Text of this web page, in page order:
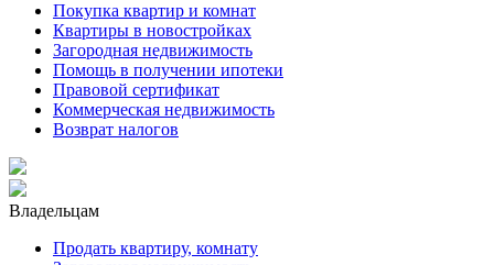
Покупка квартир и комнат
Квартиры в новостройках
Загородная недвижимость
Помощь в получении ипотеки
Правовой сертификат
Коммерческая недвижимость
Возврат налогов
Владельцам
Продать квартиру, комнату